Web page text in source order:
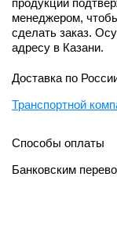
продукции
менеджером,
сделать заказ.
адресу в Казани.
Доставка по
Транспортной
Способы оплаты
Банковским